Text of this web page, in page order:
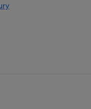
Combe : Chambres d’hôtes